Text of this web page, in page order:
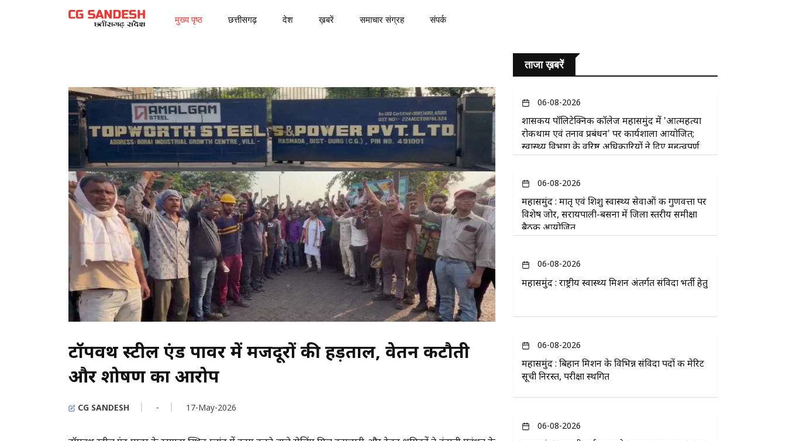
मुख्य पृष्ठ छत्तीसगढ़ देश ख़बरें समाचार संग्रह संपर्क
टॉपवर्थ स्टील एंड पावर में मजदूरों की हड़ताल, वेतन कटौती
और शोषण का आरोप
CG SANDESH - 17-May-2026
ताजा ख़बरें
06-08-2026
​शासकीय पॉलिटेक्निक कॉलेज महासमुंद में 'आत्महत्या
रोकथाम एवं तनाव प्रबंधन' पर कार्यशाला आयोजित;
स्वास्थ्य विभाग के वरिष्ठ अधिकारियों ने दिए महत्वपूर्ण
सुझाव
06-08-2026
महासमुंद : मातृ एवं शिशु स्वास्थ्य सेवाओं की गुणवत्ता पर
विशेष जोर, सरायपाली-बसना में जिला स्तरीय समीक्षा
बैठक आयोजित
06-08-2026
महासमुंद : राष्ट्रीय स्वास्थ्य मिशन अंतर्गत संविदा भर्ती हेतु
06-08-2026
महासमुंद : बिहान मिशन के विभिन्न संविदा पदों की मेरिट
सूची निरस्त, परीक्षा स्थगित
06-08-2026